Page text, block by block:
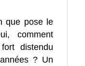
que pose le
comment
distendu
? Un